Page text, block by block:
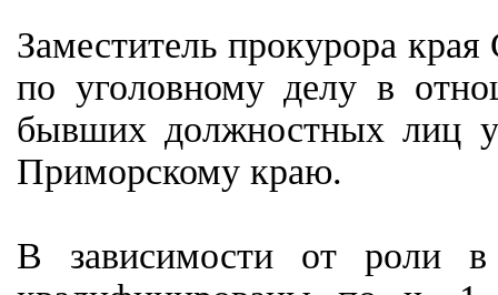
Заместитель прокурора
по уголовному делу в
бывших должностных лиц
Приморскому краю.
В зависимости от роли в